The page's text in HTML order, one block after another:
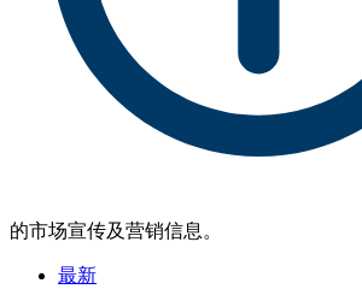
的市场宣传及营销信息。
最新